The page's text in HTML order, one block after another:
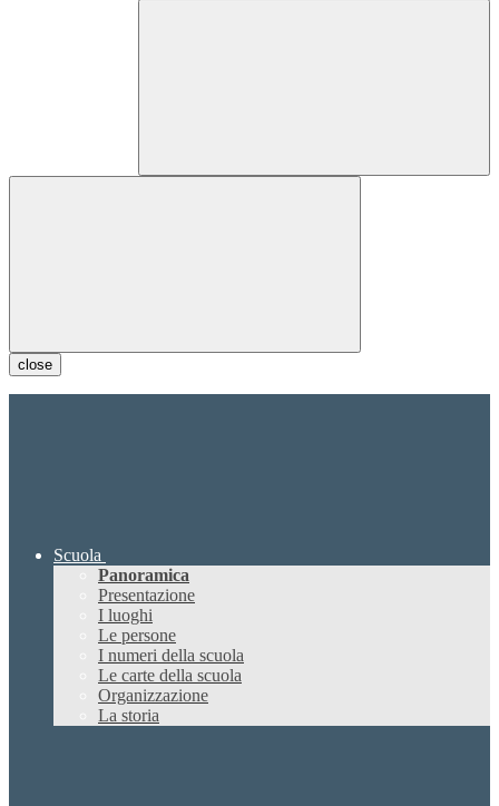
close
Scuola
Panoramica
Presentazione
I luoghi
Le persone
I numeri della scuola
Le carte della scuola
Organizzazione
La storia